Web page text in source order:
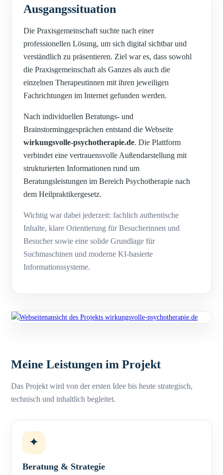
Ausgangssituation
Die Praxisgemeinschaft suchte nach einer
professionellen Lösung, um sich digital sichtbar und
verständlich zu präsentieren. Ziel war es, dass sowohl
die Praxisgemeinschaft als Ganzes als auch die
einzelnen Therapeutinnen mit ihren jeweiligen
Fachrichtungen im Internet gefunden werden.
Nach individuellen Beratungs- und
Brainstorminggesprächen entstand die Webseite
wirkungsvolle-psychotherapie.de. Die Plattform
verbindet eine vertrauensvolle Außendarstellung mit
strukturierten Informationen rund um
Beratungsleistungen im Bereich Psychotherapie nach
dem Heilpraktikergesetz.
Wichtig war dabei jederzeit: fachlich authentische
Inhalte, klare Orientierung für Besucherinnen und
Besucher sowie eine solide Grundlage für
Suchmaschinen und moderne KI-basierte
Informationssysteme.
Meine Leistungen im Projekt
Das Projekt wird von der ersten Idee bis heute strategisch,
technisch und inhaltlich begleitet.
✦
Beratung & Strategie